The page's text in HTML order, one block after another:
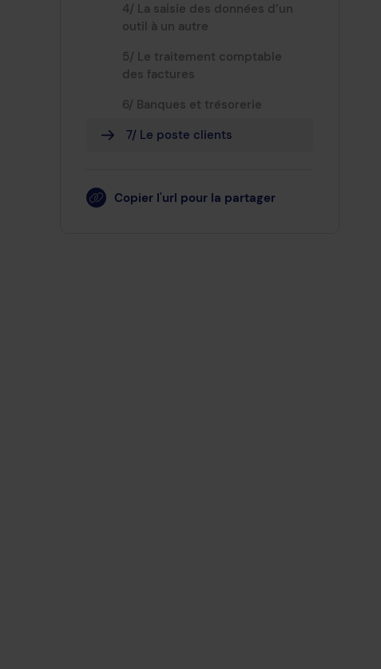
4/ La saisie des données d’un
outil à un autre
5/ Le traitement comptable
des factures
6/ Banques et trésorerie
7/ Le poste clients
Copier l'url pour la partager